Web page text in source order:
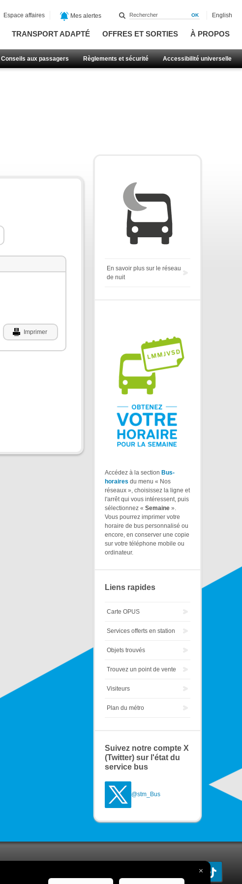
TRANSPORT ADAPTÉ OFFRES ET SORTIES À PROPOS
Conseils aux passagers Règlements et sécurité Accessibilité universelle
Espace affaires Mes alertes English
Imprimer
En savoir plus sur le réseau
de nuit
Accédez à la section Bus-
horaires du menu « Nos
réseaux », choisissez la ligne et
l'arrêt qui vous intéressent, puis
sélectionnez « Semaine ».
Vous pourrez imprimer votre
horaire de bus personnalisé ou
encore, en conserver une copie
sur votre téléphone mobile ou
ordinateur.
Liens rapides
Carte OPUS
Services offerts en station
Objets trouvés
Trouvez un point de vente
Visiteurs
Plan du métro
Suivez notre compte X
(Twitter) sur l'état du
service bus
@stm_Bus